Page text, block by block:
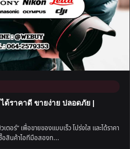
ด้ราคาดี ขายง่าย ปลอดภัย |
อร์” เพื่อขายของแบบเร็ว โปร่งใส และได้ราคา
อสินค้าไอทีมือสองท...